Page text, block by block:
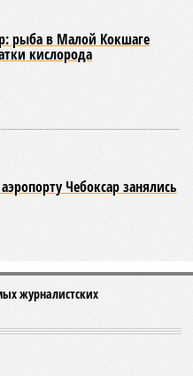
рыба в Малой Кокшаге
кислорода
Чебоксар занялись
журналистских